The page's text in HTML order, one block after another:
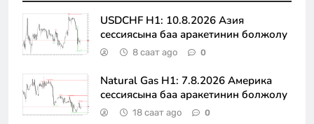
USDCHF H1: 10.8.2026 Азия
сессиясына баа аракетинин болжолу
8 саат ago 0
Natural Gas H1: 7.8.2026 Америка
сессиясына баа аракетинин болжолу
18 саат ago 0